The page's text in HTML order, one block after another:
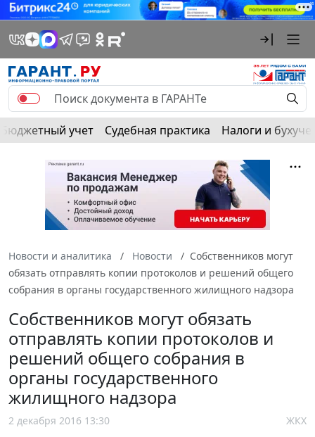
Бюджетный учет Судебная практика Налоги и
Новости и аналитика Новости
Собственников могут
обязать отправлять копии протоколов и решений общего
собрания в органы государственного жилищного надзора
Собственников могут обязать
отправлять копии протоколов и
решений общего собрания в
органы государственного
жилищного надзора
2 декабря 2016 13:30 ЖКХ